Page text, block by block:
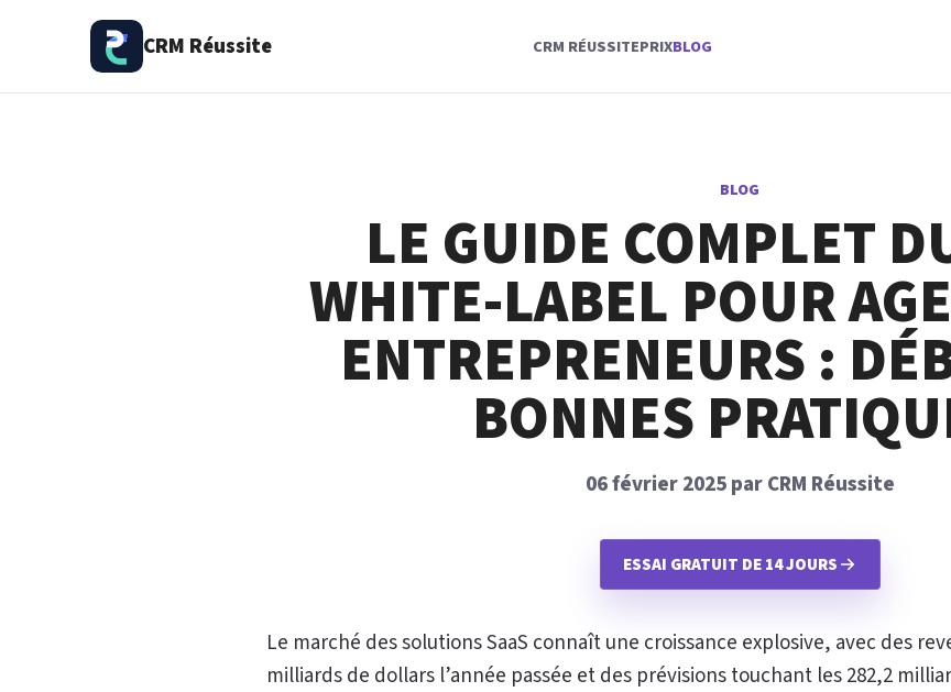
CRM Réussite CRM RÉUSSITEPRIXBLOG
BLOG
LE GUIDE COMPLET
WHITE-LABEL POUR
ENTREPRENEURS :
BONNES
06 février 2025 par CRM Réussite
ESSAI GRATUIT DE 14 JOURS
Le marché des solutions SaaS connaît une croissance explosive, avec des
milliards de dollars l’année passée et des prévisions touchant les 282,2